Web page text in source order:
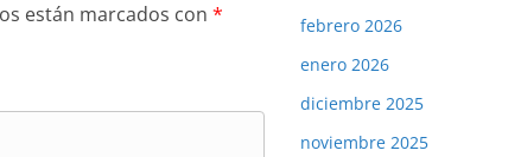
están marcados con *
febrero 2026
enero 2026
diciembre 2025
noviembre 2025